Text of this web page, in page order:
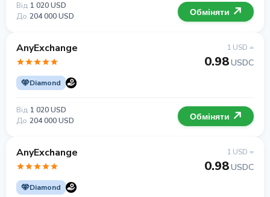
Від 1 020 USD
До 204 000 USD Обміняти
AnyExchange
Diamond
1 USD =
0.98USDC
Від 1 020 USD
До 204 000 USD Обміняти
AnyExchange
Diamond
1 USD =
0.98USDC